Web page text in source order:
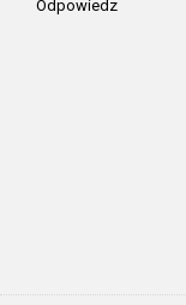
Odpowiedz